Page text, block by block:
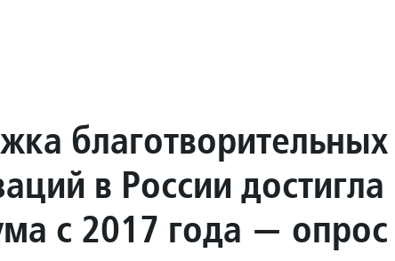
благотворительных
в России достигла
с 2017 года — опрос